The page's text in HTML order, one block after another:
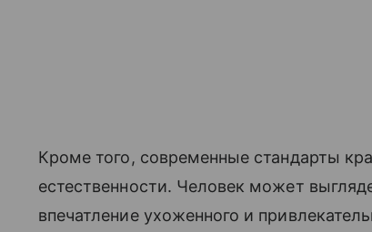
Кроме того, современные стандарты
естественности. Человек может
впечатление ухоженного и